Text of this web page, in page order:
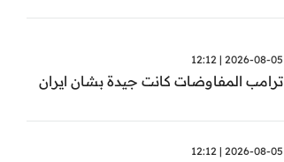
2026-08-05 | 12:12
ترامب المفاوضات كانت جيدة بشان ايران
2026-08-05 | 12:12